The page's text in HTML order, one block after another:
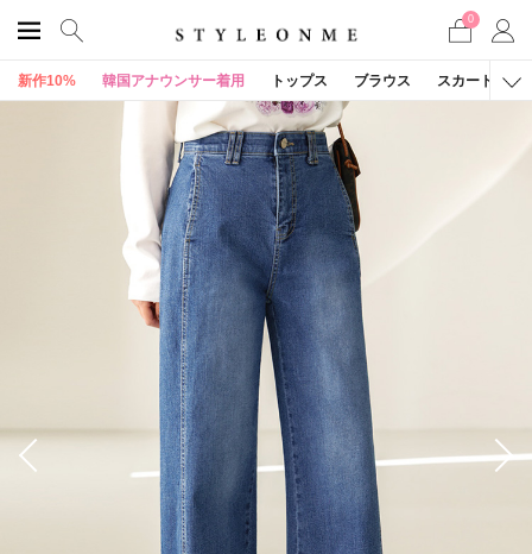
0
新作10% 韓国アナウンサー着用 トップス ブラウス スカート